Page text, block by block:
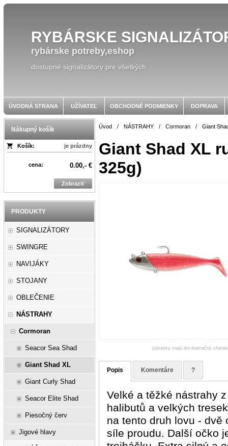
RYBÁRSKE
rybárske potreby,eshop
dostupné signalizátory pre všetkých
ÚVODNÁ STRANA UŽÍVATEĽ OBCHODNÉ PODMIENKY DOPRAVA
Nákupný košík
Košík: je prázdny
cena: 0.00,- €
Zobraziť
PRODUKTY
SIGNALIZÁTORY
SWINGRE
NAVIJÁKY
STOJANY
OBLEČENIE
NÁSTRAHY
Cormoran
Seacor Sea Shad
Giant Shad XL
Giant Curly Shad
Seacor Elite Shad
Piesočný červ
Jigové hlavy
Úvod / NÁSTRAHY / Cormoran / Giant
Giant Shad XL
325g)
(obrázky majú len ilustračný
Popis Komentáre ?
Velké a těžké nástrahy
halibutů a velkých
na tento druh lovu -
síle proudu. Další očko